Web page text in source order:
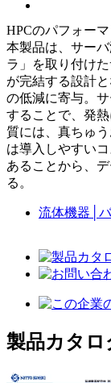
HPCのパフォー
本製品は、サー
ラ」を取り付け
が完結する設計
の低減に寄与。
することで、発
質には、真ちゅ
は導入しやすい
あることから、
る。
流体機器
製品カタロ